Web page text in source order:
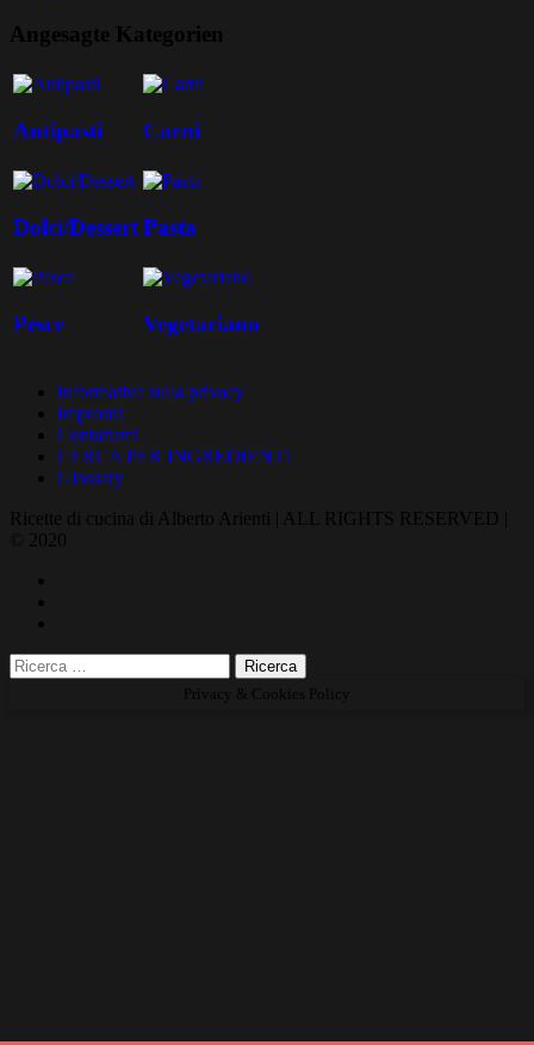
Angesagte Kategorien
Antipasti Carni
Dolci/DessertPasta
Pesce Vegetariano
Informativa sulla privacy
Impronta
Contattami
CERCA PER INGREDIENTI
Glossary
Ricette di cucina di Alberto Arienti | ALL RIGHTS RESERVED |
© 2020
Privacy & Cookies Policy